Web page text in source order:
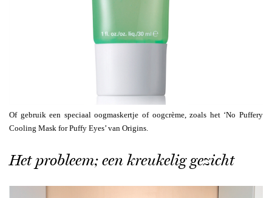
Of gebruik een speciaal oogmaskertje of oogcrème, zoals het ‘No Puffery
Cooling Mask for Puffy Eyes’ van Origins.
Het probleem; een kreukelig gezicht